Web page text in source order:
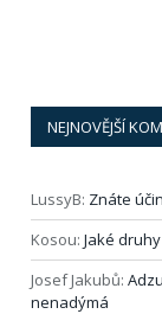
NEJNOVĚJŠÍ
LussyB: Znáte
Kosou: Jaké
Josef Jakubů:
nenadýmá